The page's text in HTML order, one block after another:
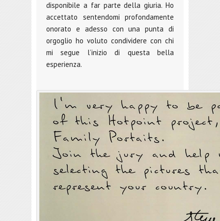
disponibile a far parte della giuria. Ho
accettato sentendomi profondamente
onorato e adesso con una punta di
orgoglio ho voluto condividere con chi
mi segue l’inizio di questa bella
esperienza.